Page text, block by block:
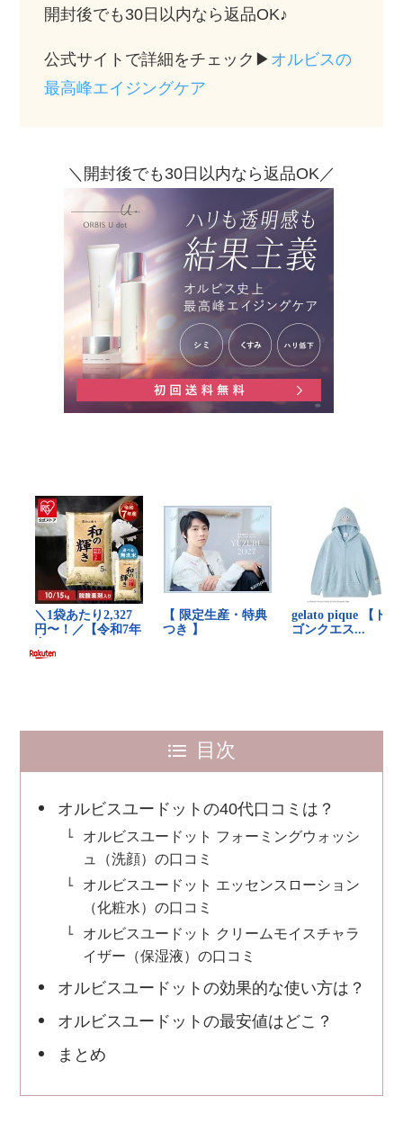
開封後でも30日以内なら返品OK♪
公式サイトで詳細をチェック▶︎ オルビスの
最高峰エイジングケア
＼開封後でも30日以内なら返品OK／
目次
オルビスユードットの40代口コミは？
オルビスユードット フォーミングウォッシ
ュ（洗顔）の口コミ
オルビスユードット エッセンスローション
（化粧水）の口コミ
オルビスユードット クリームモイスチャラ
イザー（保湿液）の口コミ
オルビスユードットの効果的な使い方は？
オルビスユードットの最安値はどこ？
まとめ